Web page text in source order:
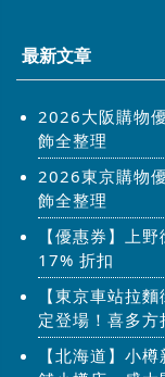
最新文章
2026大阪購物
飾全整理
2026東京購物
飾全整理
【優惠券】上
17% 折扣
【東京車站拉
定登場！喜多
【北海道】小